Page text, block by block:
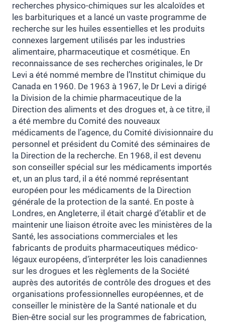
recherches physico-chimiques sur les alcaloïdes et
les barbituriques et a lancé un vaste programme de
recherche sur les huiles essentielles et les produits
connexes largement utilisés par les industries
alimentaire, pharmaceutique et cosmétique. En
reconnaissance de ses recherches originales, le Dr
Levi a été nommé membre de l’Institut chimique du
Canada en 1960. De 1963 à 1967, le Dr Levi a dirigé
la Division de la chimie pharmaceutique de la
Direction des aliments et des drogues et, à ce titre, il
a été membre du Comité des nouveaux
médicaments de l’agence, du Comité divisionnaire du
personnel et président du Comité des séminaires de
la Direction de la recherche. En 1968, il est devenu
son conseiller spécial sur les médicaments importés
et, un an plus tard, il a été nommé représentant
européen pour les médicaments de la Direction
générale de la protection de la santé. En poste à
Londres, en Angleterre, il était chargé d’établir et de
maintenir une liaison étroite avec les ministères de la
Santé, les associations commerciales et les
fabricants de produits pharmaceutiques médico-
légaux européens, d’interpréter les lois canadiennes
sur les drogues et les règlements de la Société
auprès des autorités de contrôle des drogues et des
organisations professionnelles européennes, et de
conseiller le ministère de la Santé nationale et du
Bien-être social sur les programmes de fabrication,